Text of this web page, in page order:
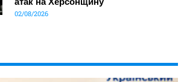
02/08/2026